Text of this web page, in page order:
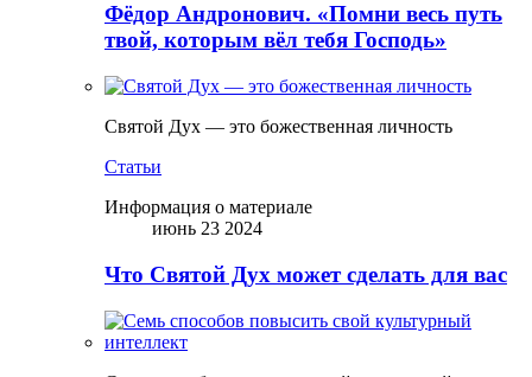
Фёдор Андронович. «Помни весь путь
твой, которым вёл тебя Господь»
Святой Дух — это божественная личность
Статьи
Информация о материале
июнь 23 2024
Что Святой Дух может сделать для вас